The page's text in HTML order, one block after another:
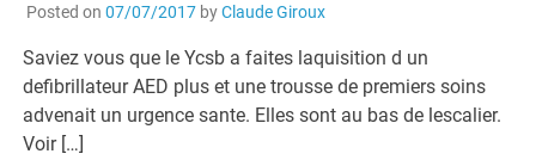
Posted on 07/07/2017byClaude Giroux
Saviez vous que le Ycsb a faites laquisition d un
defibrillateur AED plus et une trousse de premiers soins
advenait un urgence sante. Elles sont au bas de lescalier.
Voir […]